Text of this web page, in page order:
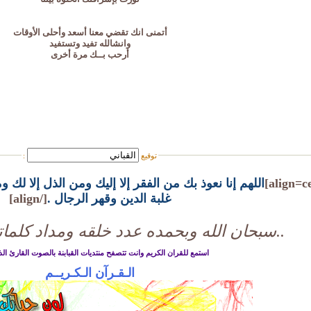
أتمنى انك تقضي معنا أسعد وأحلى الأوقات
وانشالله تفيد وتستفيد
أرحب بــك مرة أخرى
توقيع
اللهم إنا نعوذ بك من الفقر إلا إليك ومن الذل إلا
غلبة الدين وقهر الرجال .[/align]
..سبحان الله وبحمده عدد خلقه ومداد
استمع للقران الكريم وانت تتصفح منتديات القبابنة بالصوت القارئ
الـقـرآن الـكـريــم